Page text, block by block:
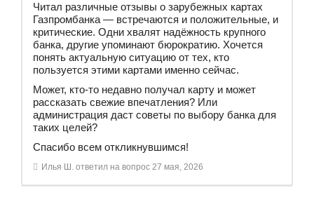
Читал различные отзывы о зарубежных картах
Газпромбанка — встречаются и положительные, и
критические. Одни хвалят надёжность крупного
банка, другие упоминают бюрократию. Хочется
понять актуальную ситуацию от тех, кто
пользуется этими картами именно сейчас.
Может, кто-то недавно получал карту и может
рассказать свежие впечатления? Или
администрация даст советы по выбору банка для
таких целей?
Спасибо всем откликнувшимся!
Илья Ш. ответил на вопрос 27 мая, 2026